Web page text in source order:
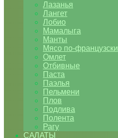
Лазанья
Лангет
Лобио
Мамалыга
Манты
Мясо по-французски
Омлет
Отбивные
Паста
Паэлья
Пельмени
Плов
Подлива
Полента
Рагу
САЛАТЫ